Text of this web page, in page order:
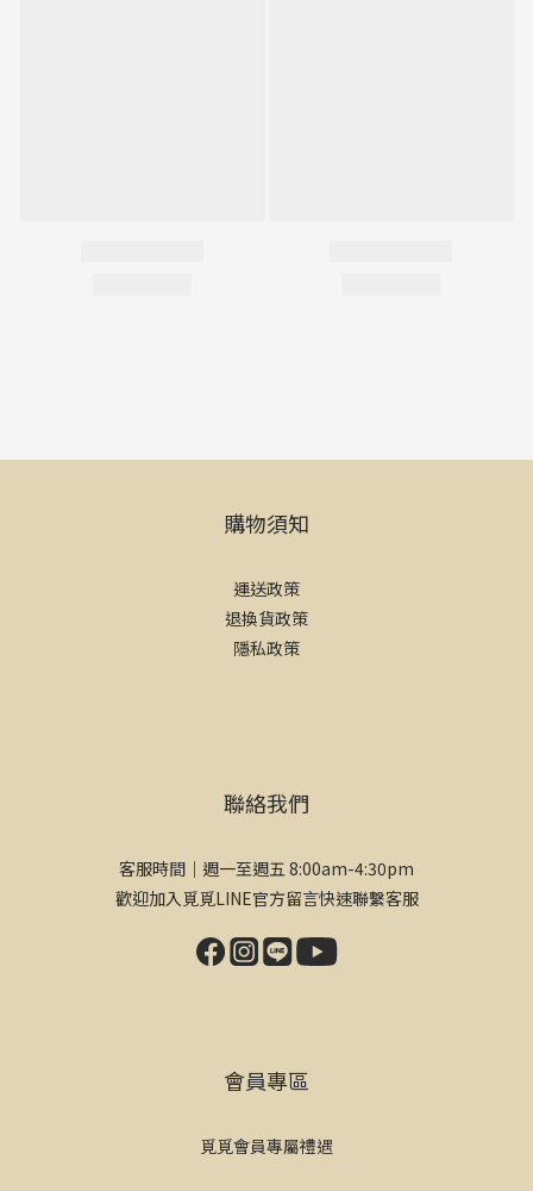
購物須知
運送政策
退換貨政策
隱私政策
聯絡我們
客服時間｜週一至週五 8:00am-4:30pm
歡迎加入覓覓LINE官方留言快速聯繫客服
會員專區
覓覓會員專屬禮遇